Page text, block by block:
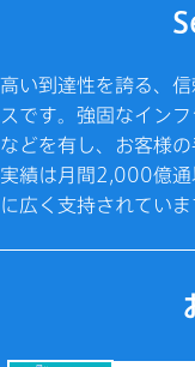
高い到達性を誇る、
スです。強固なイン
などを有し、お客様
実績は月間2,000億通
に広く支持されていま